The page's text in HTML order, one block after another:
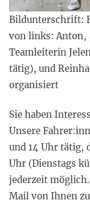
Bildunterschrift:
von links: Anton,
Teamleiterin
tätig), und
organisiert
Sie haben
Unsere
und 14 Uhr tätig,
Uhr (Dienstags
jederzeit
Mail von Ihnen